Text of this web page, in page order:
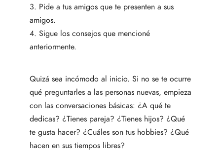
3. Pide a tus amigos que te presenten a sus
amigos.
4. Sigue los consejos que mencioné
anteriormente.
Quizá sea incómodo al inicio. Si no se te ocurre
qué preguntarles a las personas nuevas, empieza
con las conversaciones básicas: ¿A qué te
dedicas? ¿Tienes pareja? ¿Tienes hijos? ¿Qué
te gusta hacer? ¿Cuáles son tus hobbies? ¿Qué
hacen en sus tiempos libres?